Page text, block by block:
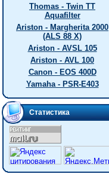
Thomas - Twin TT
Aquafilter
Ariston - Margherita 2000
(ALS 88 X)
Ariston - AVSL 105
Ariston - AVL 100
Canon - EOS 400D
Yamaha - PSR-E403
Статистика